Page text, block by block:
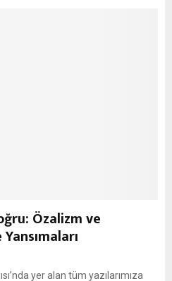
Özalizm ve
yer alan tüm yazılarımıza